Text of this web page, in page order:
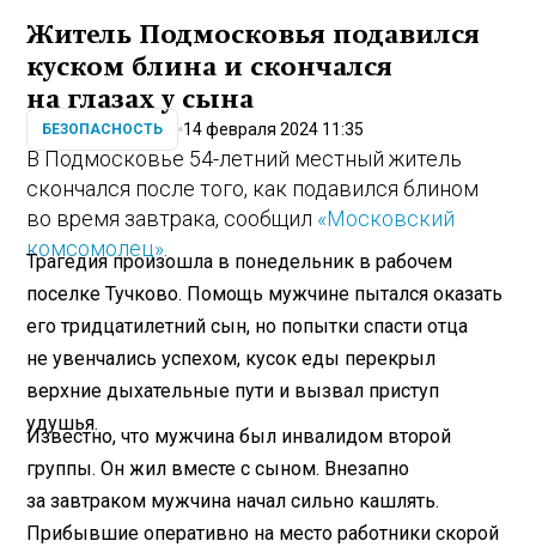
Житель Подмосковья подавился
куском блина и скончался
на глазах у сына
БЕЗОПАСНОСТЬ 14 февраля 2024 11:35
В Подмосковье 54-летний местный житель
скончался после того, как подавился блином
во время завтрака, сообщил «Московский
комсомолец»
Трагедия произошла в понедельник в рабочем
поселке Тучково. Помощь мужчине пытался оказать
его тридцатилетний сын, но попытки спасти отца
не увенчались успехом, кусок еды перекрыл
верхние дыхательные пути и вызвал приступ
удушья.
Известно, что мужчина был инвалидом второй
группы. Он жил вместе с сыном. Внезапно
за завтраком мужчина начал сильно кашлять.
Прибывшие оперативно на место работники скорой